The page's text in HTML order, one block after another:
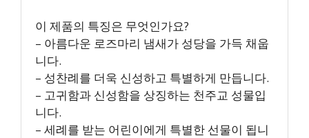
이 제품의 특징은 무엇인가요?
– 아름다운 로즈마리 냄새가 성당을 가득 채웁
니다.
– 성찬례를 더욱 신성하고 특별하게 만듭니다.
– 고귀함과 신성함을 상징하는 천주교 성물입
니다.
– 세례를 받는 어린이에게 특별한 선물이 됩니